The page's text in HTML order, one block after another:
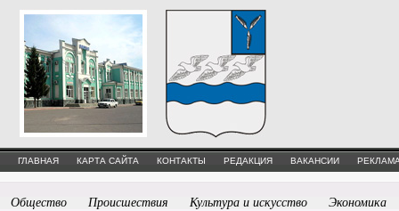
ГЛАВНАЯ КАРТА САЙТА КОНТАКТЫ РЕДАКЦИЯ ВАКАНСИИ
Общество Происшествия Культура и искусство Экономика